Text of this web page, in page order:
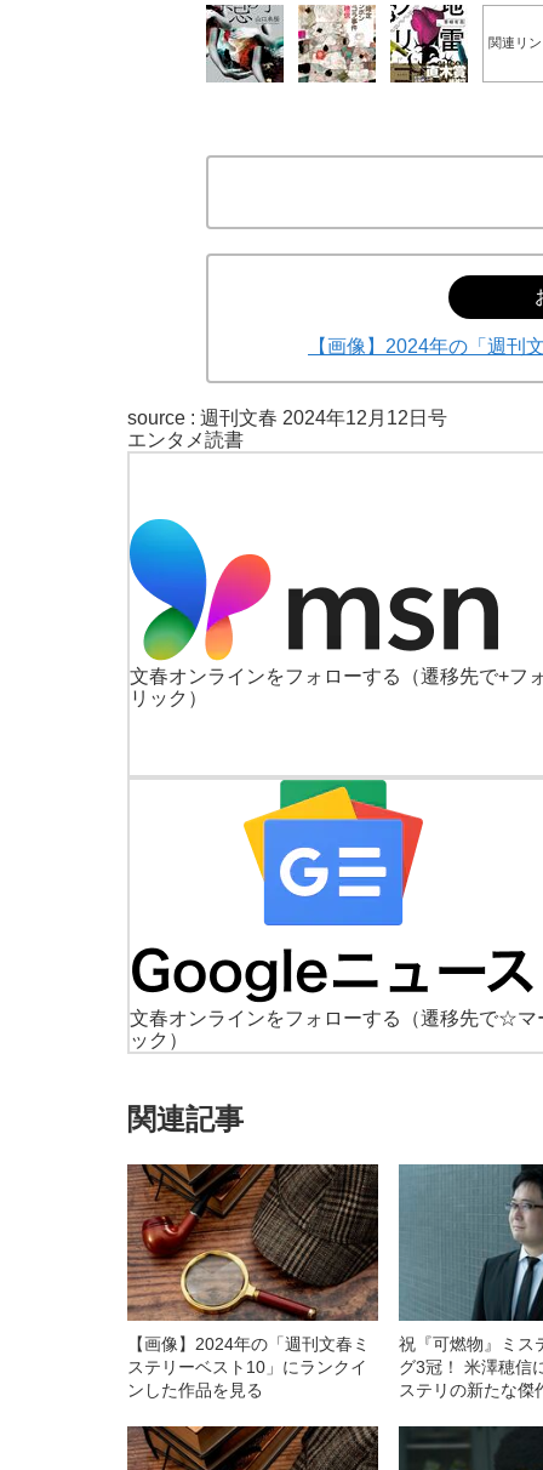
関連リ
【画像】2024年の「週刊
source : 週刊文春 2024年12月12日号
エンタメ読書
文春オンラインをフォローする
（遷移先で+フ
リック）
文春オンラインをフォローする
（遷移先で☆マ
ック）
関連記事
【画像】2024年の「週刊文春ミ
ステリーベスト10」にランクイ
ンした作品を見る
祝『可燃物』ミス
グ3冠！ 米澤穂信
ステリの新たな傑
お好き？